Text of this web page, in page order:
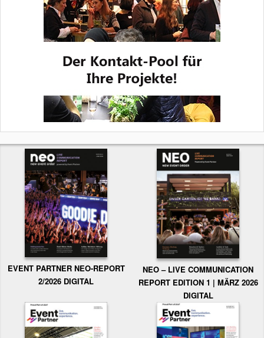
EVENT PARTNER NEO-REPORT
2/2026 DIGITAL
NEO – LIVE COMMUNICATION
REPORT EDITION 1 | MÄRZ 2026
DIGITAL